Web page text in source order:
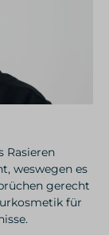
Rasieren
weswegen es
gerecht
für